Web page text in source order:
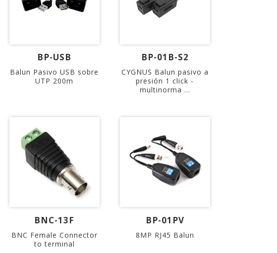
BP-USB
Balun Pasivo USB sobre
UTP 200m
BP-01B-S2
CYGNUS Balun pasivo a
presión 1 click -
multinorma ...
BNC-13F
BNC Female Connector
to terminal
BP-01PV
8MP RJ45 Balun